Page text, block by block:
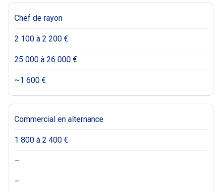
Chef de rayon
2 100 à 2 200 €
25 000 à 26 000 €
~1 600 €
Commercial en alternance
1 800 à 2 400 €
–
–